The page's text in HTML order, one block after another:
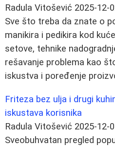
Radula Vitošević 2025-12-
Sve što treba da znate o
manikira i pedikira kod
setove, tehnike
rešavanje problema kao
iskustva i poređenje
Friteza bez ulja i drugi
iskustava korisnika
Radula Vitošević 2025-12-
Sveobuhvatan pregled